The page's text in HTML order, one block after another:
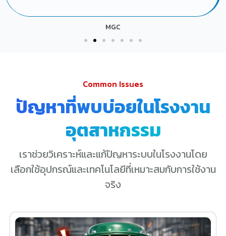
MGC
Common Issues
ปัญหาที่พบบ่อยในโรงงาน
อุตสาหกรรม
เราช่วยวิเคราะห์และแก้ปัญหาระบบในโรงงานโดย
เลือกใช้อุปกรณ์และเทคโนโลยีที่เหมาะสมกับการใช้งาน
จริง